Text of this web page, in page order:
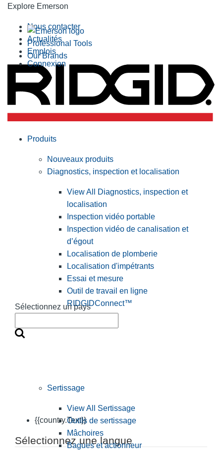
Explore Emerson
Professional Tools
Our Brands
Nous contacter
Actualités
Emplois
Connexion
Sélectionnez un pays
{{country.Text}}
Sélectionnez une langue
Produits
Nouveaux produits
Diagnostics, inspection et localisation
View All Diagnostics, inspection et
localisation
Inspection vidéo portable
Inspection vidéo de canalisation et
d’égout
Localisation de plomberie
Localisation d'impétrants
Essai et mesure
Outil de travail en ligne
RIDGIDConnect™
Sertissage
View All Sertissage
Outils de sertissage
Mâchoires
Bagues et actionneur